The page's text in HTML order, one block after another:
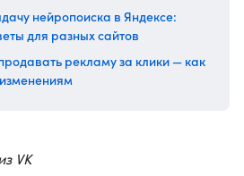
нейропоиска в Яндексе:
для разных сайтов
рекламу за клики — как
VK